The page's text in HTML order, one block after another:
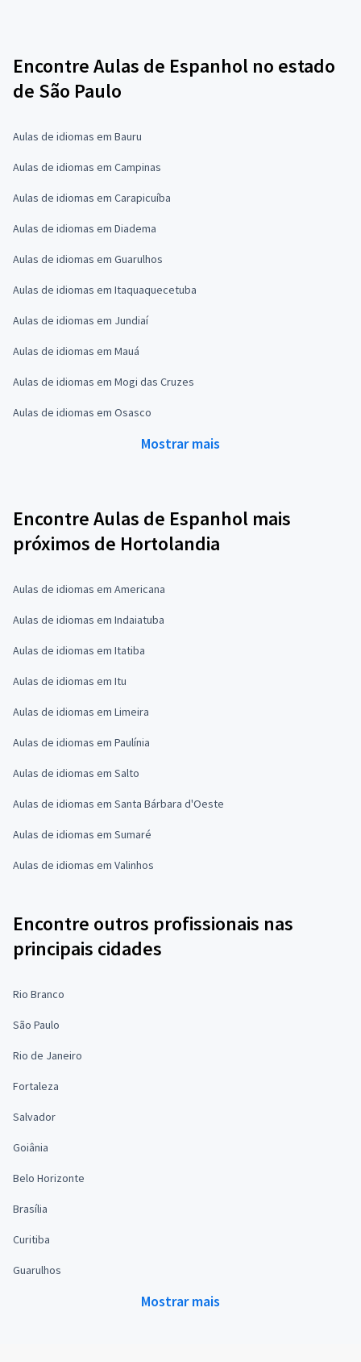
Encontre Aulas de Espanhol no estado
de São Paulo
Aulas de idiomas em Bauru
Aulas de idiomas em Campinas
Aulas de idiomas em Carapicuíba
Aulas de idiomas em Diadema
Aulas de idiomas em Guarulhos
Aulas de idiomas em Itaquaquecetuba
Aulas de idiomas em Jundiaí
Aulas de idiomas em Mauá
Aulas de idiomas em Mogi das Cruzes
Aulas de idiomas em Osasco
Mostrar mais
Encontre Aulas de Espanhol mais
próximos de Hortolandia
Aulas de idiomas em Americana
Aulas de idiomas em Indaiatuba
Aulas de idiomas em Itatiba
Aulas de idiomas em Itu
Aulas de idiomas em Limeira
Aulas de idiomas em Paulínia
Aulas de idiomas em Salto
Aulas de idiomas em Santa Bárbara d'Oeste
Aulas de idiomas em Sumaré
Aulas de idiomas em Valinhos
Encontre outros profissionais nas
principais cidades
Rio Branco
São Paulo
Rio de Janeiro
Fortaleza
Salvador
Goiânia
Belo Horizonte
Brasília
Curitiba
Guarulhos
Mostrar mais